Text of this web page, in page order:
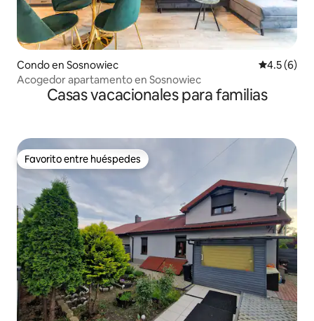
Condo en Sosnowiec
4.5 (6)
Acogedor apartamento en Sosnowiec
Casas vacacionales para familias
Favorito entre huéspedes
Favorito entre huéspedes